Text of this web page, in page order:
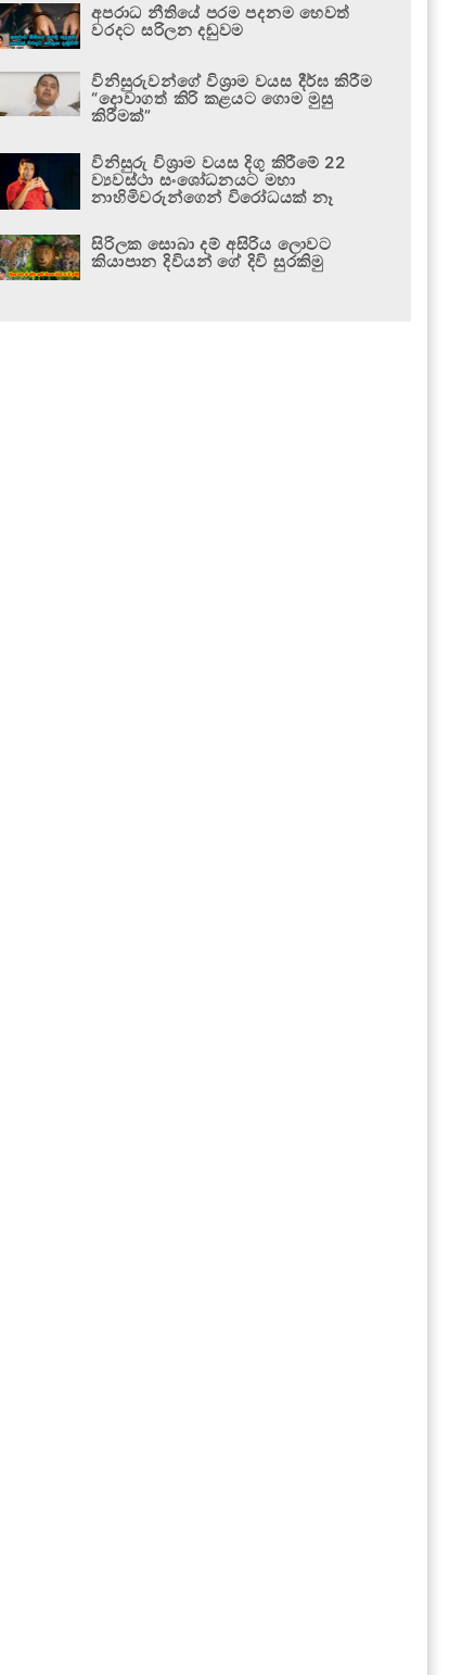
අපරාධ නීතියේ පරම පදනම හෙවත්
වරදට සරිලන දඬුවම
විනිසුරුවන්ගේ විශ්‍රාම වයස දීර්ඝ කිරීම
“දොවාගත් කිරි කළයට ගොම මුසු
කිරීමක්”
විනිසුරු විශ්‍රාම වයස දිගු කිරීමේ 22
ව්‍යවස්ථා සංශෝධනයට මහා
නාහිමිවරුන්ගෙන් විරෝධයක් නෑ
සිරිලක සොබා දම් අසිරිය ලොවට
කියාපාන දිවියන් ගේ දිවි සුරකිමු